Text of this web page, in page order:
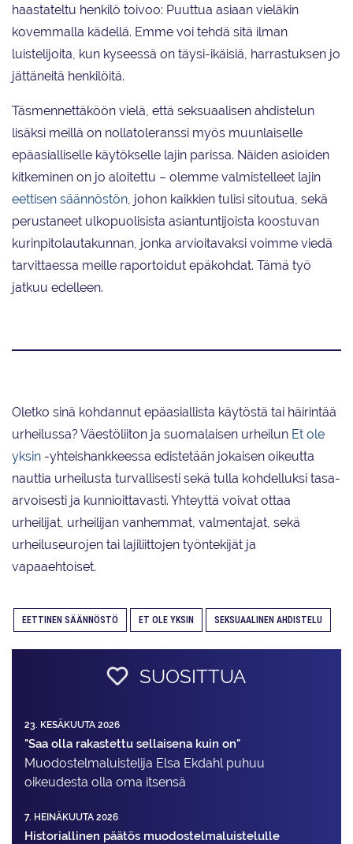
haastateltu henkilö toivoo: Puuttua asiaan vieläkin
kovemmalla kädellä. Emme voi tehdä sitä ilman
luistelijoita, kun kyseessä on täysi-ikäisiä, harrastuksen jo
jättäneitä henkilöitä.
Täsmennettäköön vielä, että seksuaalisen ahdistelun
lisäksi meillä on nollatoleranssi myös muunlaiselle
epäasialliselle käytökselle lajin parissa. Näiden asioiden
kitkeminen on jo aloitettu – olemme valmistelleet lajin
eettisen säännöstön, johon kaikkien tulisi sitoutua, sekä
perustaneet ulkopuolisista asiantuntijoista koostuvan
kurinpitolautakunnan, jonka arvioitavaksi voimme viedä
tarvittaessa meille raportoidut epäkohdat. Tämä työ
jatkuu edelleen.
Oletko sinä kohdannut epäasiallista käytöstä tai häirintää
urheilussa? Väestöliiton ja suomalaisen urheilun Et ole
yksin -yhteishankkeessa edistetään jokaisen oikeutta
nauttia urheilusta turvallisesti sekä tulla kohdelluksi tasa-
arvoisesti ja kunnioittavasti. Yhteyttä voivat ottaa
urheilijat, urheilijan vanhemmat, valmentajat, sekä
urheiluseurojen tai lajiliittojen työntekijät ja
vapaaehtoiset.
EETTINEN SÄÄNNÖSTÖ ET OLE YKSIN SEKSUAALINEN AHDISTELU
SUOSITTUA
23. KESÄKUUTA 2026
"Saa olla rakastettu sellaisena kuin on"
Muodostelma­luistelija Elsa Ekdahl puhuu
oikeudesta olla oma itsensä
7. HEINÄKUUTA 2026
Historiallinen päätös muodostelmaluistelulle